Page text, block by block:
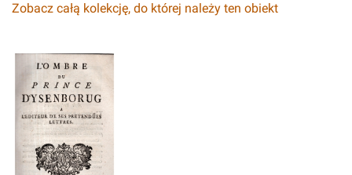
Zobacz całą kolekcję, do której należy ten obiekt